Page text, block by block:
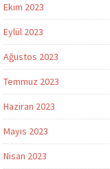
Ekim 2023
Eylül 2023
Ağustos 2023
Temmuz 2023
Haziran 2023
Mayıs 2023
Nisan 2023